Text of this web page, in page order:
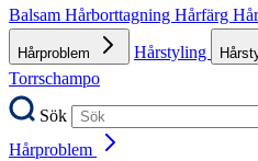
Balsam Hårborttagning Hårfärg
Hårproblem Hårstyling
Torrschampo
Sök
Hårproblem